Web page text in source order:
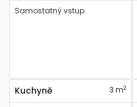
Samostatný vstup
Kuchyně 3 m2